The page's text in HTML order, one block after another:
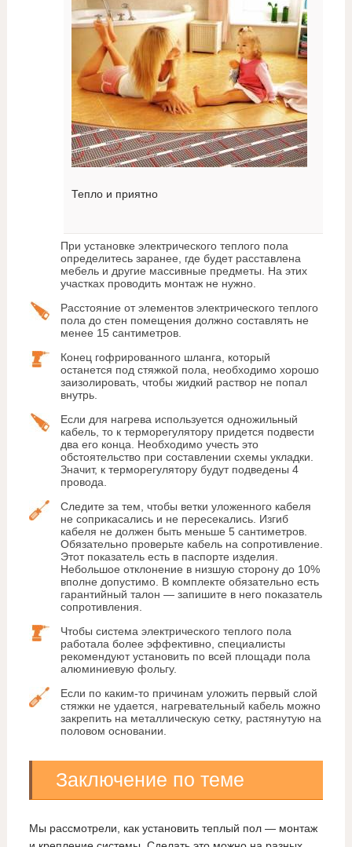
Тепло и приятно
При установке электрического теплого пола
определитесь заранее, где будет расставлена
мебель и другие массивные предметы. На этих
участках проводить монтаж не нужно.
Расстояние от элементов электрического теплого
пола до стен помещения должно составлять не
менее 15 сантиметров.
Конец гофрированного шланга, который
останется под стяжкой пола, необходимо хорошо
заизолировать, чтобы жидкий раствор не попал
внутрь.
Если для нагрева используется одножильный
кабель, то к терморегулятору придется подвести
два его конца. Необходимо учесть это
обстоятельство при составлении схемы укладки.
Значит, к терморегулятору будут подведены 4
провода.
Следите за тем, чтобы ветки уложенного кабеля
не соприкасались и не пересекались. Изгиб
кабеля не должен быть меньше 5 сантиметров.
Обязательно проверьте кабель на сопротивление.
Этот показатель есть в паспорте изделия.
Небольшое отклонение в низшую сторону до 10%
вполне допустимо. В комплекте обязательно есть
гарантийный талон — запишите в него показатель
сопротивления.
Чтобы система электрического теплого пола
работала более эффективно, специалисты
рекомендуют установить по всей площади пола
алюминиевую фольгу.
Если по каким-то причинам уложить первый слой
стяжки не удается, нагревательный кабель можно
закрепить на металлическую сетку, растянутую на
половом основании.
Заключение по теме
Мы рассмотрели, как установить теплый пол — монтаж